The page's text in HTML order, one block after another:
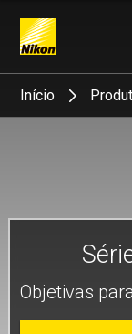
Search
Início
Objetivas